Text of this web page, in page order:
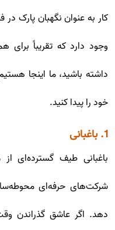
کار به عنوان نگهبان پارک در
وجود دارد که تقریباً
داشته باشید، ما اینجا
خود را پیدا کنید.
1. باغبانی
باغبانی طیف گسترده‌ای از
شرکت‌های حرفه‌ای
دهد. اگر عاشق گذراندن